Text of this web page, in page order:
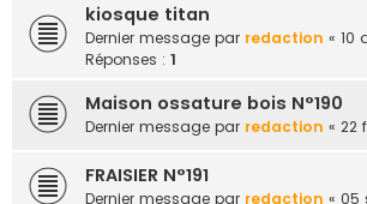
kiosque titan
Dernier message par redaction « 10
Réponses : 1
Maison ossature bois N°190
Dernier message par redaction « 22
FRAISIER N°191
Dernier message par redaction « 05